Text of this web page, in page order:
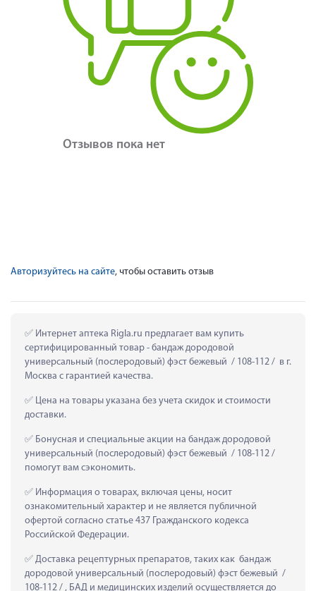
Отзывов пока нет
Авторизуйтесь на сайте, чтобы оставить отзыв
Интернет аптека Rigla.ru предлагает вам купить
сертифицированный товар - бандаж дородовой
универсальный (послеродовый) фэст бежевый  / 108-112 /  в г.
Москва с гарантией качества.
Цена на товары указана без учета скидок и стоимости
доставки.
Бонусная и специальные акции на бандаж дородовой
универсальный (послеродовый) фэст бежевый  / 108-112 /
помогут вам сэкономить.
Информация о товарах, включая цены, носит
ознакомительный характер и не является публичной
офертой согласно статье 437 Гражданского кодекса
Российской Федерации.
Доставка рецептурных препаратов, таких как  бандаж
дородовой универсальный (послеродовый) фэст бежевый  /
108-112 / , БАД и медицинских изделий осуществляется до